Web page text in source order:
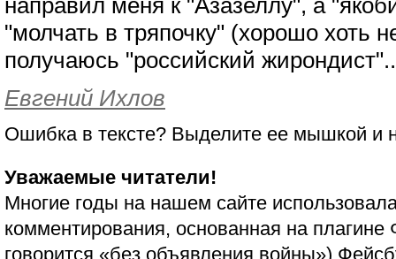
направил меня к "Азазеллу", а
"молчать в тряпочку" (хорошо хоть
получаюсь "российский
Евгений Ихлов
Ошибка в тексте? Выделите ее мышкой и
Уважаемые читатели!
Многие годы на нашем сайте
комментирования, основанная на
говорится «без объявления войны»)